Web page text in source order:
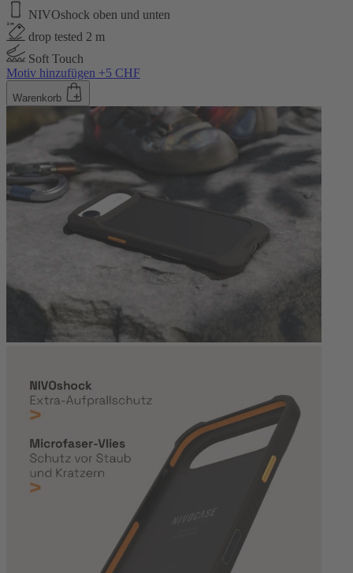
NIVOshock oben und unten
drop tested 2 m
Soft Touch
Motiv hinzufügen +5 CHF
Warenkorb